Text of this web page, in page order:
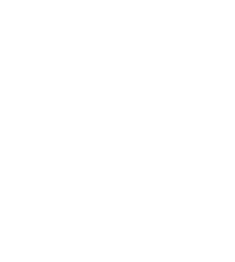
של מ.ס – נרכש